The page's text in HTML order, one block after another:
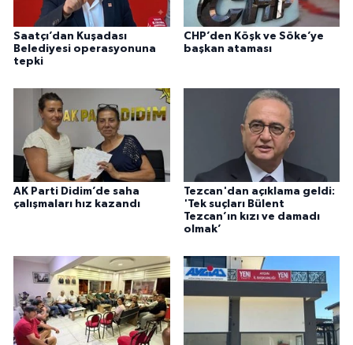
Saatçı’dan Kuşadası
Belediyesi operasyonuna
tepki
CHP’den Köşk ve Söke’ye
başkan ataması
AK Parti Didim’de saha
çalışmaları hız kazandı
Tezcan'dan açıklama geldi:
'Tek suçları Bülent
Tezcan’ın kızı ve damadı
olmak’